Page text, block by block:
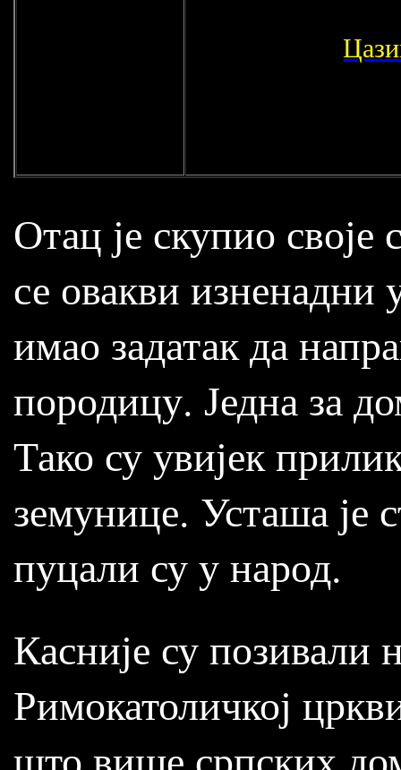
Отац је скупио своје
се овакви изненадни
имао задатак да
породицу. Једна за
Тако су увијек
земунице. Усташа је
пуцали су у народ.
Касније су позивали
Римокатоличкој